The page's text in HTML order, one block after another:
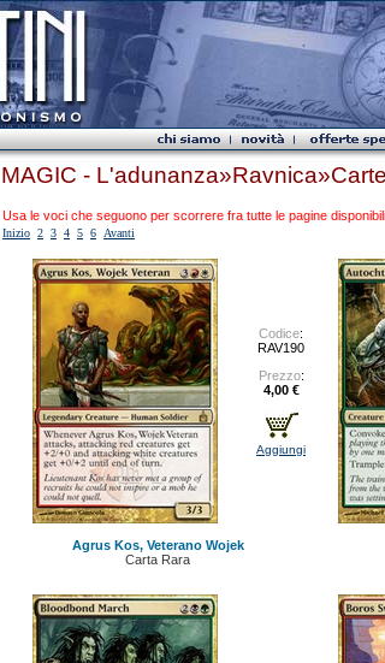
MAGIC -
Usa le voci che seguono per scorrere fra tutte le pagine
Inizio 2 3 4 5 6 Avanti
Codice:
RAV190
Prezzo:
4,00 €
Aggiungi
Agrus Kos, Veterano Wojek
Carta Rara